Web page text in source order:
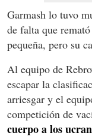
Garmash lo tuvo
de falta que
pequeña, pero su
Al equipo de
escapar la
arriesgar y el
competición de
cuerpo a los